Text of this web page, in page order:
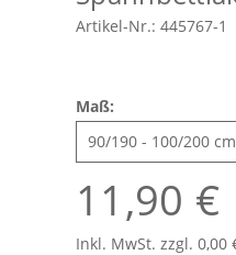
Artikel-Nr.: 445767-1
11,90 €
Inkl. MwSt. zzgl. 0,00
Maß: